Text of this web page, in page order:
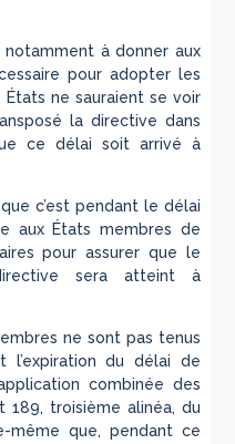
à donner aux
pour adopter les
ne sauraient se voir
la directive dans
ce délai soit arrivé à
c’est pendant le délai
aux États membres de
pour assurer que le
sera atteint à
ne sont pas tenus
l’expiration du délai de
combinée des
189, troisième alinéa, du
que, pendant ce